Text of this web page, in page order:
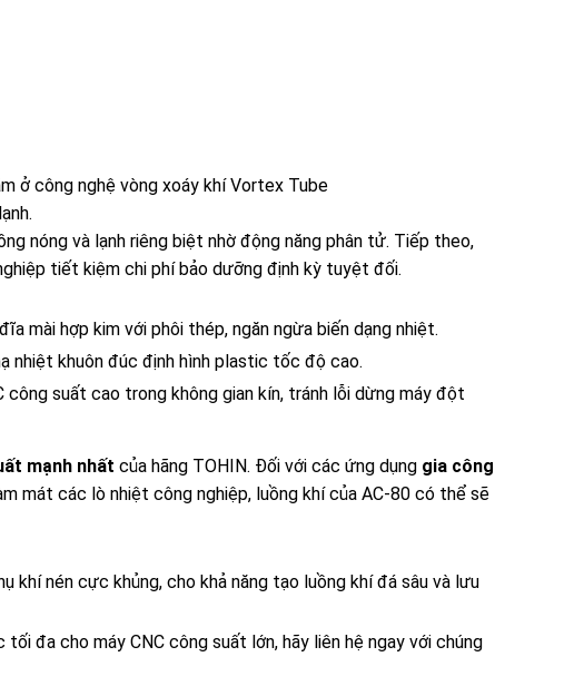
ở công nghệ vòng xoáy khí Vortex Tube
nóng và lạnh riêng biệt nhờ động năng phân tử. Tiếp theo,
tiết kiệm chi phí bảo dưỡng định kỳ tuyệt đối.
mài hợp kim với phôi thép, ngăn ngừa biến dạng nhiệt.
nhiệt khuôn đúc định hình plastic tốc độ cao.
suất cao trong không gian kín, tránh lỗi dừng máy đột
mạnh nhất của hãng TOHIN. Đối với các ứng dụng gia công
mát các lò nhiệt công nghiệp, luồng khí của AC-80 có thể sẽ
nén cực khủng, cho khả năng tạo luồng khí đá sâu và lưu
đa cho máy CNC công suất lớn, hãy liên hệ ngay với chúng